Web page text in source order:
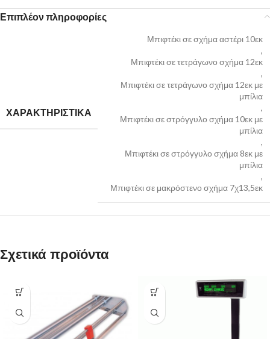
Επιπλέον πληροφορίες
ΧΑΡΑΚΤΗΡΙΣΤΙΚΑ
Μπιφτέκι σε σχήμα αστέρι 10εκ
,
Μπιφτέκι σε τετράγωνο σχήμα 12εκ
,
Μπιφτέκι σε τετράγωνο σχήμα 12εκ με
μπίλια
,
Μπιφτέκι σε στρόγγυλο σχήμα 10εκ με
μπίλια
,
Μπιφτέκι σε στρόγγυλο σχήμα 8εκ με
μπίλια
,
Μπιφτέκι σε μακρόστενο σχήμα 7χ13,5εκ
Σχετικά προϊόντα